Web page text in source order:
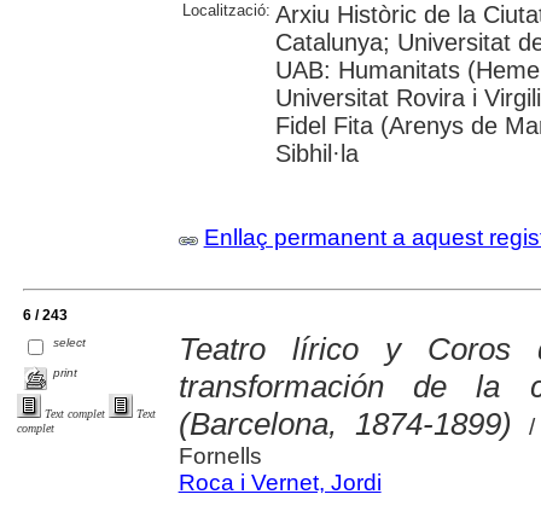
Localització: Arxiu Històric de la
Catalunya; Universitat
UAB: Humanitats
Universitat Rovira i
Fidel Fita (Arenys de
Sibhil·la
Enllaç permanent a aquest
6 / 243
select
print
Text complet
Text
complet
Teatro lírico y Coros
transformación de la
(Barcelona, 1874-1899)
/
Fornells
Roca i Vernet, Jordi